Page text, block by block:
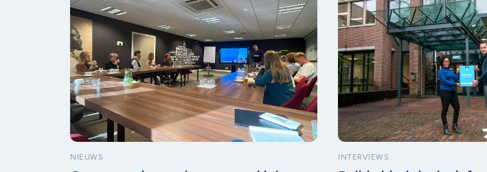
wij kijken, kiezen en samenwerken.
kansen in de regio.
NIEUWS INTERVIEWS